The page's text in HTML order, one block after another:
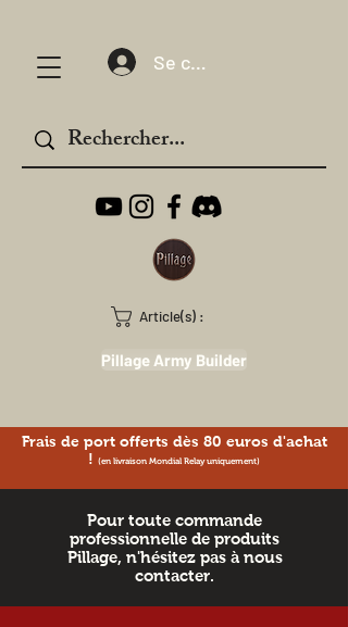
Se connecter
Article(s) :
Pillage Army Builder
Frais de port offerts dès 80 euros d'achat
! (en livraison Mondial Relay uniquement)
Pour toute commande
professionnelle de produits
Pillage, n'hésitez pas à nous
contacter.